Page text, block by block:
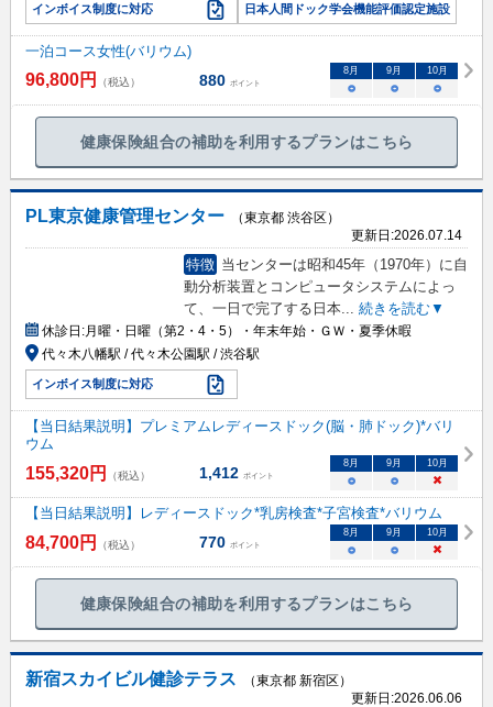
インボイス制度に対応 日本人間ドック学会機能評価認定施設
一泊コース女性(バリウム)
96,800円 （税込） 880 ポイント
8 月 9 月 10月
○ ○ ○
健康保険組合の補助を利用するプランはこちら
PL東京健康管理センター
（東京都 渋谷区）
更新日:2026.07.14
特徴 当センターは昭和45年（1970年）に自
動分析装置とコンピュータシステムによっ
て、一日で完了する日本... 続きを読む▼
休診日:月曜・日曜（第2・4・5）・年末年始・ＧＷ・夏季休暇
代々木八幡駅 / 代々木公園駅 / 渋谷駅
インボイス制度に対応
【当日結果説明】プレミアムレディースドック(脳・肺ドック)*バリ
ウム
155,320円 （税込） 1,412 ポイント
8月 9月 10月
○ ○ ×
【当日結果説明】レディースドック*乳房検査*子宮検査*バリウム
84,700円 （税込） 770 ポイント
8月 9月 10月
○ ○ ×
健康保険組合の補助を利用するプランはこちら
新宿スカイビル健診テラス
（東京都 新宿区）
更新日:2026.06.06